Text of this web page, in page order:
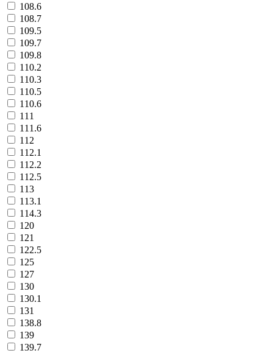
108.6
108.7
109.5
109.7
109.8
110.2
110.3
110.5
110.6
111
111.6
112
112.1
112.2
112.5
113
113.1
114.3
120
121
122.5
125
127
130
130.1
131
138.8
139
139.7